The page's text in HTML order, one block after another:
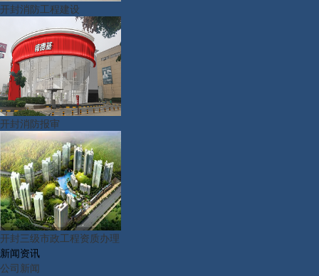
开封消防工程建设
开封消防报审
开封三级市政工程资质办理
新闻资讯
公司新闻